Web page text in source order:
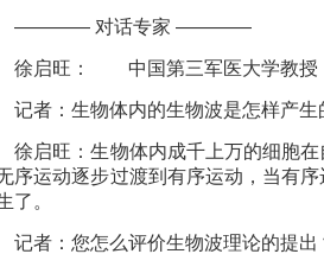
对话专家 ————
启旺： 中国第三军医大学教授
者：生物体内的生物波是怎样产生
启旺：生物体内成千上万的细胞在
序运动逐步过渡到有序运动，当有
了。
者：您怎么评价生物波理论的提出